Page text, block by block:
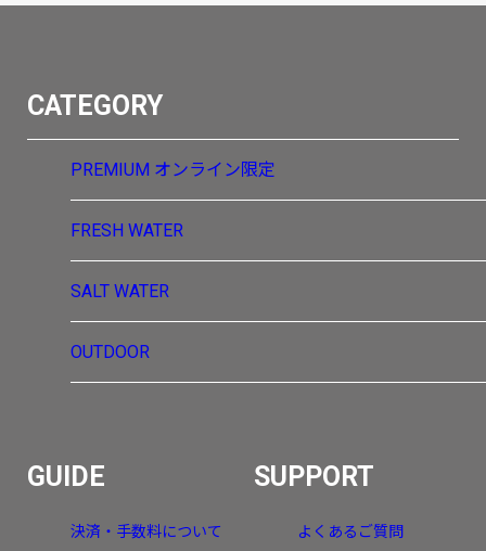
CATEGORY
PREMIUM オンライン限定
FRESH WATER
SALT WATER
OUTDOOR
GUIDE
決済・手数料について
SUPPORT
よくあるご質問